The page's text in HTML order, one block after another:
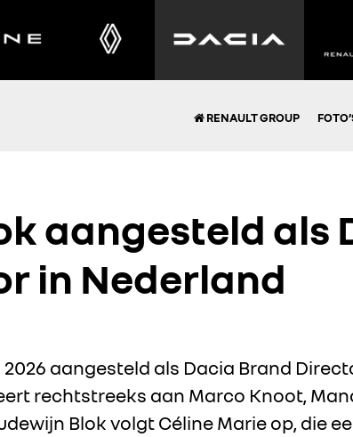
RENAULT GROUP
aangesteld als
in Nederland
2026 aangesteld als Dacia Brand
rechtstreeks aan Marco Knoot,
Blok volgt Céline Marie op, die